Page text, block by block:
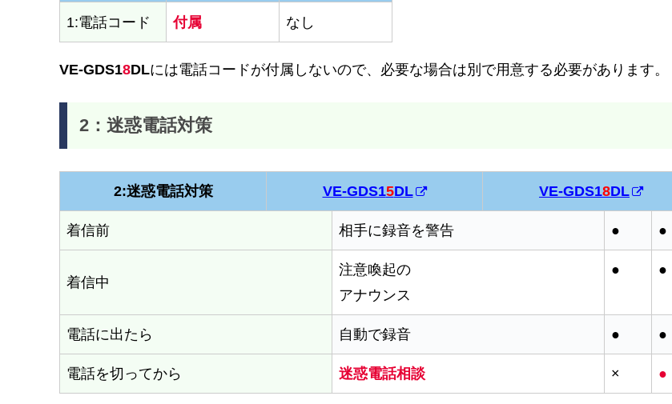
VE-GDS1 VE-GDS1
1:電話コード 付属 なし
VE-GDS18DLには電話コードが付属しないので、必要な場合は別で用意する必要があります。
2：迷惑電話対策
2:迷惑電話対策 VE-GDS15DL VE-GDS18DL
着信前 相手に録音を警告 ● ●
着信中
注意喚起の
アナウンス
● ●
電話に出たら 自動で録音 ● ●
電話を切ってから 迷惑電話相談 × ●